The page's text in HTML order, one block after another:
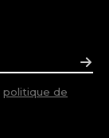
politique de